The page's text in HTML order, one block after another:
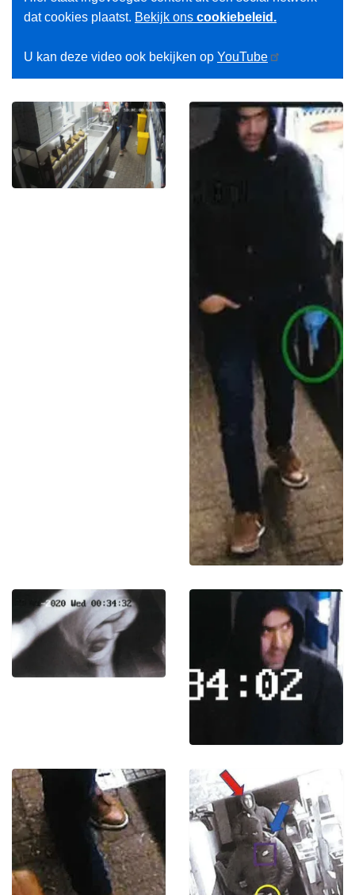
dat cookies plaatst. Bekijk ons cookiebeleid.
U kan deze video ook bekijken op YouTube